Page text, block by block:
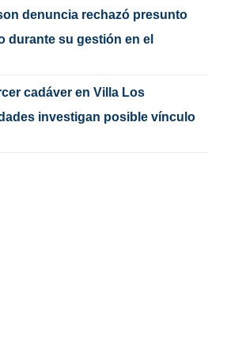
denuncia rechazó presunto
durante su gestión en el
cadáver en Villa Los
investigan posible vínculo